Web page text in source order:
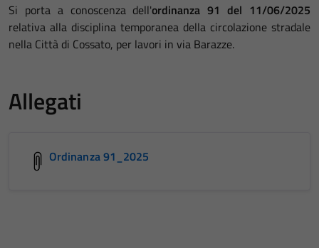
Si porta a conoscenza dell'ordinanza 91 del 11/06/2025
relativa alla disciplina temporanea della circolazione stradale
nella Città di Cossato, per lavori in via Barazze.
Allegati
Ordinanza 91_2025